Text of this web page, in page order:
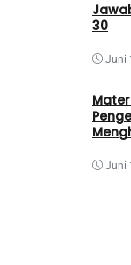
30
Juni
Juni